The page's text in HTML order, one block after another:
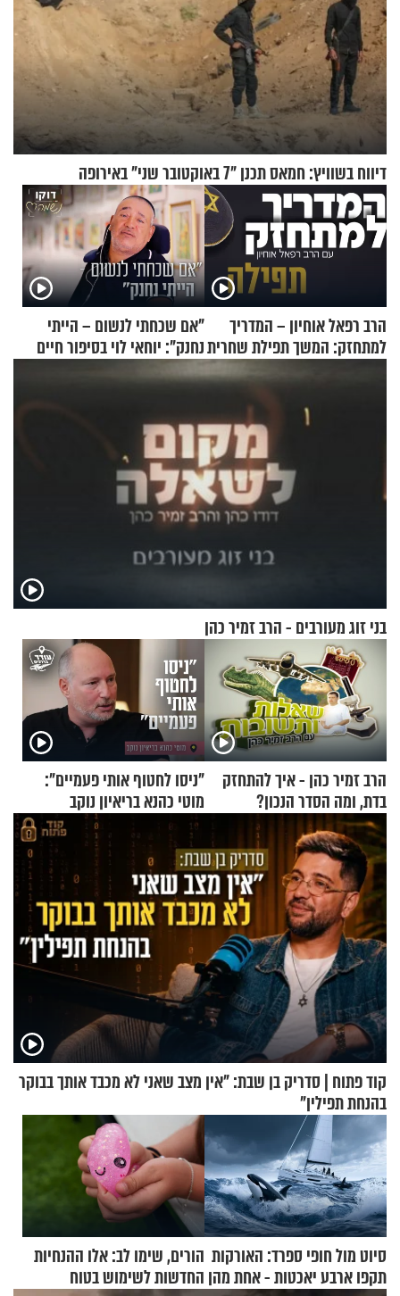
דיווח בשוויץ: חמאס תכנן "7 באוקטובר שני" באירופה
הרב רפאל אוחיון – המדריך
למתחזק: המשך תפילת שחרית
"אם שכחתי לנשום – הייתי
נחנק": יוחאי לוי בסיפור חיים
מעורר השראה
בני זוג מעורבים - הרב זמיר כהן
הרב זמיר כהן - איך להתחזק
בדת, ומה הסדר הנכון?
"ניסו לחטוף אותי פעמיים":
מוטי כהנא בריאיון נוקב
קוד פתוח | סדריק בן שבת: "אין מצב שאני לא מכבד אותך בבוקר
בהנחת תפילין"
סיוט מול חופי ספרד: האורקות
תקפו ארבע יאכטות - אחת מהן
הורים, שימו לב: אלו ההנחיות
החדשות לשימוש בטוח